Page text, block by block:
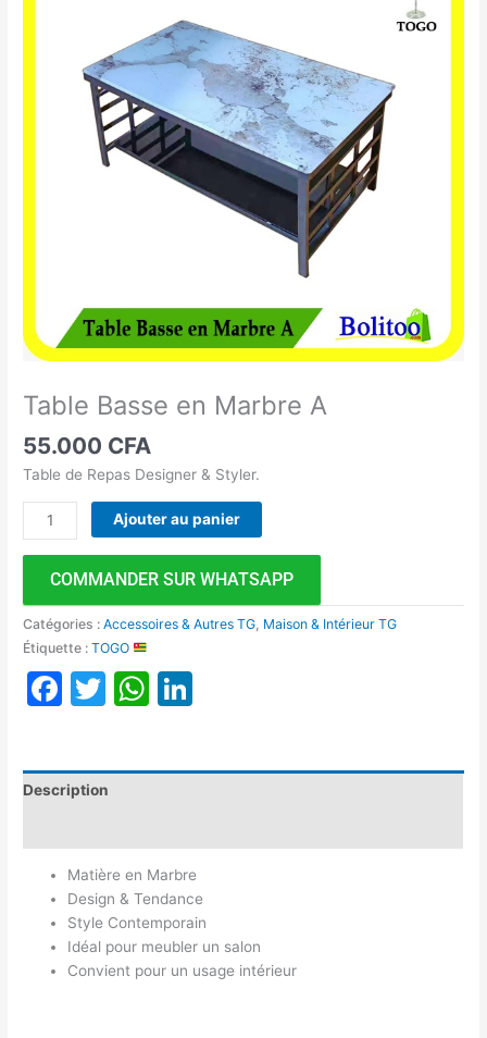
Table Basse en Marbre A
55.000 CFA
Table de Repas Designer & Styler.
Ajouter au panier
COMMANDER SUR WHATSAPP
Catégories :Accessoires & Autres TG Maison & Intérieur TG
Étiquette :TOGO
Facebook
TwitterWhatsApp
Description
Matière en Marbre
Design & Tendance
Style Contemporain
Idéal pour meubler un salon
Convient pour un usage intérieur